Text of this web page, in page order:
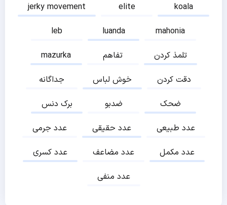
jerky movement
elite
koala
leb
luanda
mahonia
mazurka
تفاهم
تلمذ کردن
جداگانه
خوش لباس
دقت کردن
برک دنس
ضدبو
ضحک
عدد جرمی
عدد حقیقی
عدد طبیعی
عدد کسری
عدد مضاعف
عدد مکمل
عدد منفی